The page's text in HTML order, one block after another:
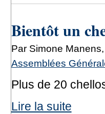
Bientôt un
Par Simone
Assemblées
Plus de 20
Lire la suite